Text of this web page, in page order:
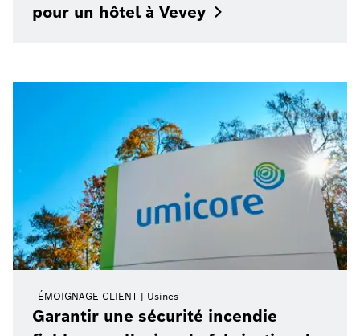
pour un hôtel à Vevey
TÉMOIGNAGE CLIENT Usines
Garantir une sécurité incendie